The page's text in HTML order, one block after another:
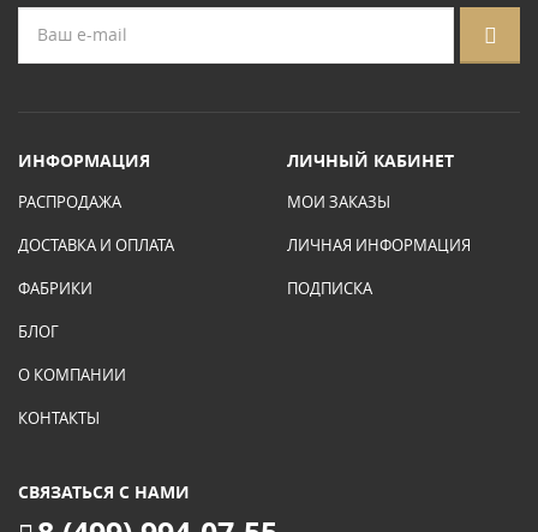
ИНФОРМАЦИЯ
РАСПРОДАЖА
ДОСТАВКА И ОПЛАТА
ФАБРИКИ
БЛОГ
О КОМПАНИИ
КОНТАКТЫ
ЛИЧНЫЙ КАБИНЕТ
МОИ ЗАКАЗЫ
ЛИЧНАЯ ИНФОРМАЦИЯ
ПОДПИСКА
СВЯЗАТЬСЯ С НАМИ